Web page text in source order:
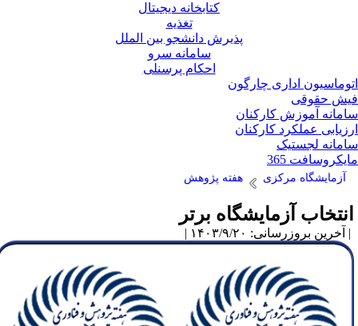
کتابخانه دیجیتال
تغذیه
پذیرش دانشجو بین الملل
سامانه سرو
احکام پرسنلی
اداری چارگون
حقوقی
آموزش کارکنان
عملکرد کارکنان
لجستیک
365
آزمایشگاه مرکزی هفته پژوهش
آزمایشگاه برتر
بروزرسانی: ۱۴۰۳/۹/۲۰ |